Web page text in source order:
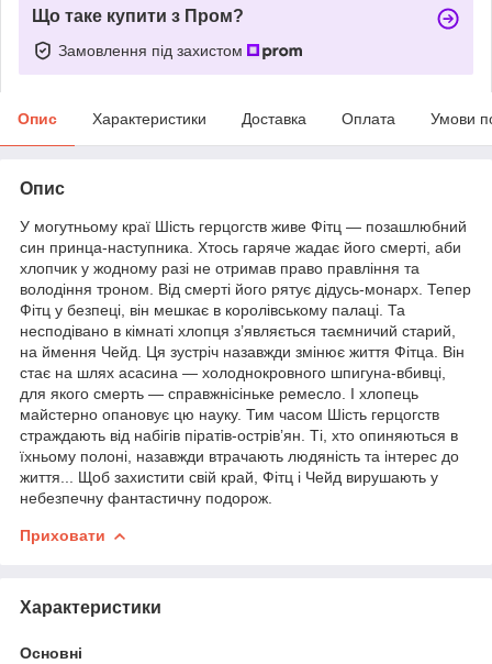
Що таке купити з Пром?
Замовлення під захистом
Опис Характеристики Доставка Оплата Умови
Опис
У могутньому краї Шість герцогств живе Фітц — позашлюбний
син принца-наступника. Хтось гаряче жадає його смерті, аби
хлопчик у жодному разі не отримав право правління та
володіння троном. Від смерті його рятує дідусь-монарх. Тепер
Фітц у безпеці, він мешкає в королівському палаці. Та
несподівано в кімнаті хлопця з’являється таємничий старий,
на ймення Чейд. Ця зустріч назавжди змінює життя Фітца. Він
стає на шлях асасина — холоднокровного шпигуна-вбивці,
для якого смерть — справжнісіньке ремесло. І хлопець
майстерно опановує цю науку. Тим часом Шість герцогств
страждають від набігів піратів-острів’ян. Ті, хто опиняються в
їхньому полоні, назавжди втрачають людяність та інтерес до
життя... Щоб захистити свій край, Фітц і Чейд вирушають у
небезпечну фантастичну подорож.
Приховати
Характеристики
Основні